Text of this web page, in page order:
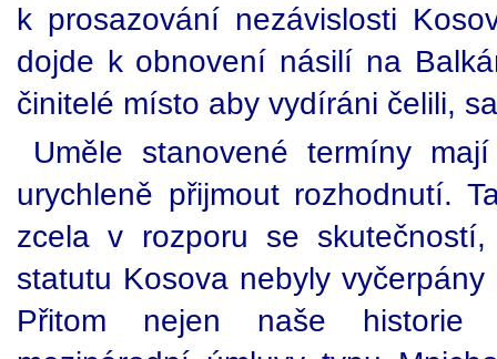
k prosazování nezávislosti
dojde k obnovení násilí na
činitelé místo aby vydíráni čelili,
Uměle stanovené termíny
urychleně přijmout rozhodnutí.
zcela v rozporu se
statutu Kosova nebyly
Přitom nejen naše historie